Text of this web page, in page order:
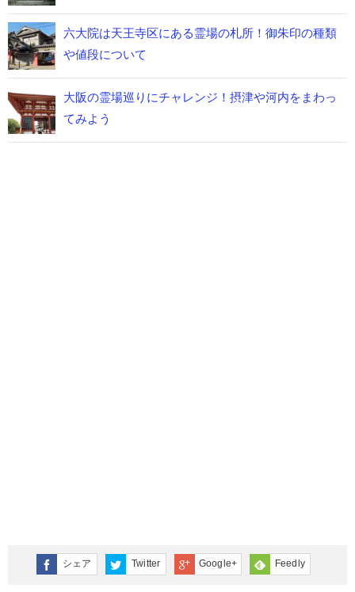
六大院は天王寺区にある霊場の札所！御朱印の種類
や値段について
大阪の霊場巡りにチャレンジ！摂津や河内をまわっ
てみよう
シェア Twitter Google+ Feedly